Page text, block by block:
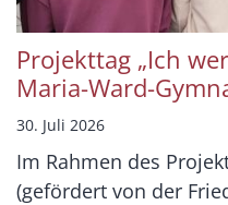
Projekttag „Ich
Maria-Ward-
30. Juli 2026
Im Rahmen des
(gefördert von der